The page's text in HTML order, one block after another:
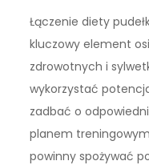
Łączenie diety
kluczowy element
zdrowotnych i
wykorzystać
zadbać o
planem
powinny spożywać